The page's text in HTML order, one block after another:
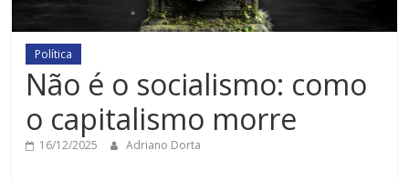
Política
Não é o socialismo: como
o capitalismo morre
16/12/2025 Adriano Dorta